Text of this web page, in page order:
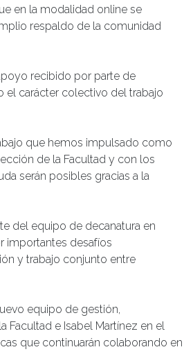
en la modalidad online se
respaldo de la comunidad
recibido por parte de
el carácter colectivo del trabajo
que hemos impulsado como
de la Facultad y con los
serán posibles gracias a la
del equipo de decanatura en
importantes desafíos
y trabajo conjunto entre
equipo de gestión,
Facultad e Isabel Martínez en el
que continuarán colaborando en